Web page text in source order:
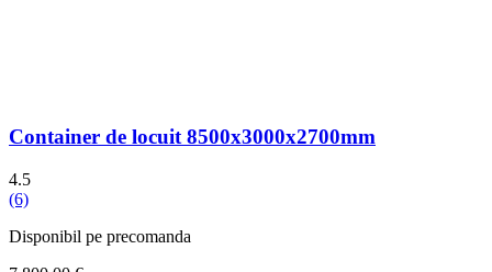
Container de locuit 8500x3000x2700mm
4.5
(6)
Disponibil pe precomanda